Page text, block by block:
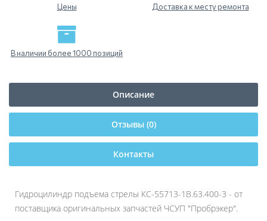
Цены Доставка к месту ремонта
В наличии более 1000 позиций
Описание
Отзывы (0)
Контакты
Гидроцилиндр подъема стрелы КС-55713-1В.63.400-3 - от
поставщика оригинальных запчастей ЧСУП "Пробрэкер".